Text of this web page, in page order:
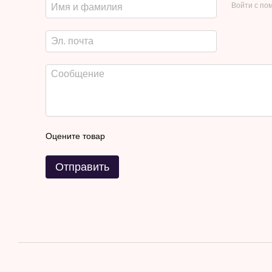
Войти с
Оцените товар
Отправить